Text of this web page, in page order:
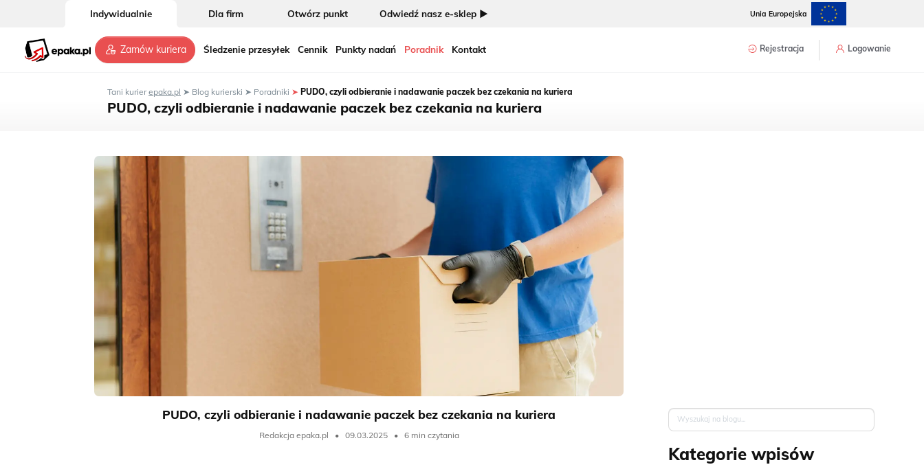
Indywidualnie Dla firm Otwórz punkt Odwiedź nasz e-sklep ► Unia Europejska
Zamów kuriera Śledzenie przesyłek Cennik Punkty nadań Poradnik Kontakt Rejestracja Logowanie
Tani kurierepaka.pl ➤ Blog kurierski ➤ Poradniki ➤ PUDO, czyli odbieranie i nadawanie paczek bez czekania na kuriera
PUDO, czyli odbieranie i nadawanie paczek bez czekania na kuriera
PUDO, czyli odbieranie i nadawanie paczek bez czekania na kuriera
Redakcja epaka.pl • 09.03.2025 • 6 min czytania
Kategorie wpisów